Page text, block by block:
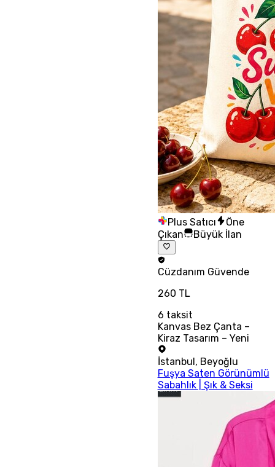
Plus Satıcı
Öne
Çıkan
Büyük İlan
Cüzdanım Güvende
260 TL
6 taksit
Kanvas Bez Çanta –
Kiraz Tasarım – Yeni
İstanbul, Beyoğlu
Fuşya Saten Görünümlü
Sabahlık | Şık & Seksi